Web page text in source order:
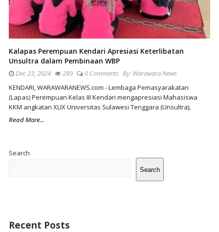
Kalapas Perempuan Kendari Apresiasi Keterlibatan
Unsultra dalam Pembinaan WBP
Dec 23, 2024 289 0 Comments By: Warawara News
KENDARI, WARAWARANEWS.com - Lembaga Pemasyarakatan
(Lapas) Perempuan Kelas III Kendari mengapresiasi Mahasiswa
KKM angkatan XLIX Universitas Sulawesi Tenggara (Unsultra),
Read More...
Search
Search
Recent Posts